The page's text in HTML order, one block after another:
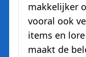
makkelijker
vooral ook
items en
maakt de